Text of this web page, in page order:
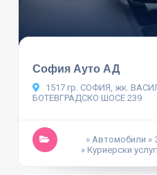
София Ауто АД
1517 гр. СОФИЯ, жк.
БОТЕВГРАДСКО ШОСЕ 239
» Автомобили »
» Куриерски